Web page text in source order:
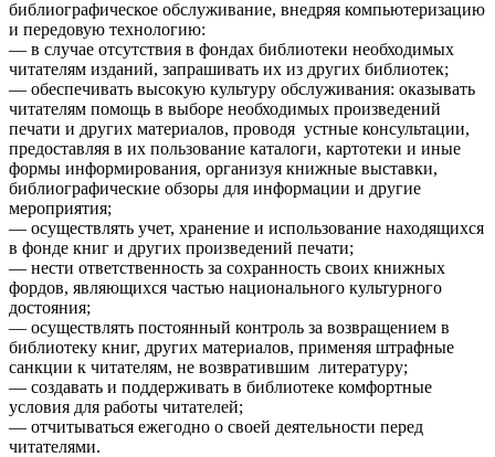
библиографическое обслуживание, внедряя компьютеризацию
и передовую технологию:
— в случае отсутствия в фондах библиотеки необходимых
читателям изданий, запрашивать их из других библиотек;
— обеспечивать высокую культуру обслуживания: оказывать
читателям помощь в выборе необходимых произведений
печати и других материалов, проводя устные консультации,
предоставляя в их пользование каталоги, картотеки и иные
формы информирования, организуя книжные выставки,
библиографические обзоры для информации и другие
мероприятия;
— осуществлять учет, хранение и использование находящихся
в фонде книг и других произведений печати;
— нести ответственность за сохранность своих книжных
фордов, являющихся частью национального культурного
достояния;
— осуществлять постоянный контроль за возвращением в
библиотеку книг, других материалов, применяя штрафные
санкции к читателям, не возвратившим литературу;
— создавать и поддерживать в библиотеке комфортные
условия для работы читателей;
— отчитываться ежегодно о своей деятельности перед
читателями.